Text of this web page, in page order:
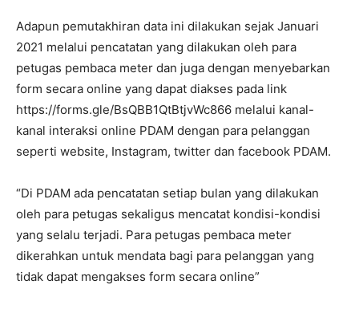
Adapun pemutakhiran data ini dilakukan sejak Januari
2021 melalui pencatatan yang dilakukan oleh para
petugas pembaca meter dan juga dengan menyebarkan
form secara online yang dapat diakses pada link
https://forms.gle/BsQBB1QtBtjvWc866 melalui kanal-
kanal interaksi online PDAM dengan para pelanggan
seperti website, Instagram, twitter dan facebook PDAM.
“Di PDAM ada pencatatan setiap bulan yang dilakukan
oleh para petugas sekaligus mencatat kondisi-kondisi
yang selalu terjadi. Para petugas pembaca meter
dikerahkan untuk mendata bagi para pelanggan yang
tidak dapat mengakses form secara online”